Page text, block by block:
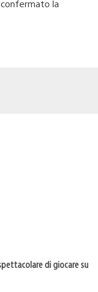
la
di giocare su